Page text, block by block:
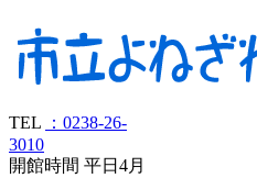
TEL
：0238-26-
3010
開館時間 平日4月